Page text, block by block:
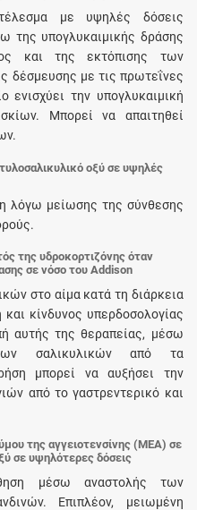
με υψηλές δόσεις
της υπογλυκαιμικής δράσης
και της εκτόπισης των
δέσμευσης με τις πρωτεΐνες
ενισχύει την υπογλυκαιμική
Μπορεί να απαιτηθεί
οξύ σε υψηλές
λόγω μείωσης της σύνθεσης
της υδροκορτιζόνης όταν
σε νόσο του Addison
στο αίμα κατά τη διάρκεια
κίνδυνος υπερδοσολογίας
αυτής της θεραπείας, μέσω
σαλικυλικών από τα
μπορεί να αυξήσει την
από το γαστρεντερικό και
της αγγειοτενσίνης (ΜΕΑ) σε
σε υψηλότερες δόσεις
μέσω αναστολής των
Επιπλέον, μειωμένη